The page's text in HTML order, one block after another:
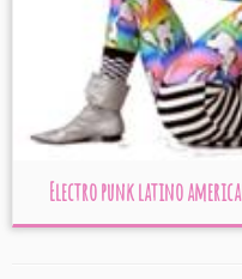
Electro punk latino